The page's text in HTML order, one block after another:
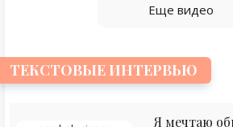
Еще видео
ТЕКСТОВЫЕ ИНТЕРВЬЮ
Я мечтаю